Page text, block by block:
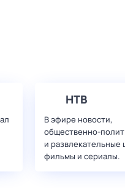
НТВ
В эфире новости,
общественно-
и развлекательные
фильмы и сериалы.